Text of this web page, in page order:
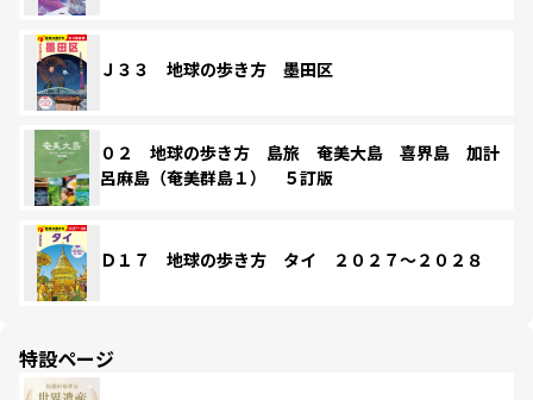
Ｊ３３ 地球の歩き方 墨田区
０２ 地球の歩き方 島旅 奄美大島 喜界島 加計
呂麻島（奄美群島１） ５訂版
Ｄ１７ 地球の歩き方 タイ ２０２７～２０２８
特設ページ